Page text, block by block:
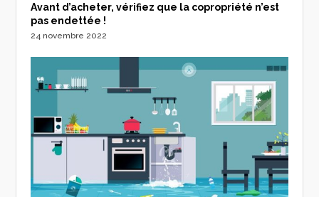
Avant d’acheter, vérifiez que la copropriété n’est
pas endettée !
24 novembre 2022